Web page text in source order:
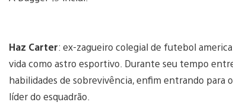
Haz Carter: ex-zagueiro colegial de futebol
vida como astro esportivo. Durante seu tempo
habilidades de sobrevivência, enfim entrando para
líder do esquadrão.